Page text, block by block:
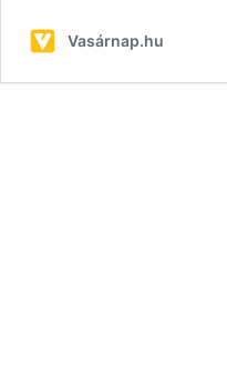
Vasárnap.hu